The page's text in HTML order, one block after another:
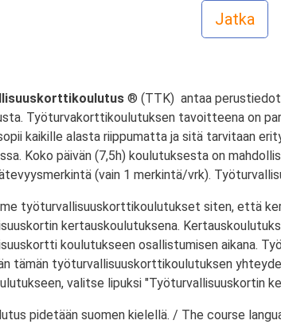
® (TTK) antaa
Työturvakorttikoulutuksen tavoitteena on
kaikille alasta riippumatta ja sitä tarvitaan
Koko päivän (7,5h) koulutuksesta on
(vain 1 merkintä/vrk).
työturvallisuuskorttikoulutukset siten, että
kertauskoulutuksena.
koulutukseen osallistumisen aikana.
tämän työturvallisuuskorttikoulutuksen
valitse lipuksi "Työturvallisuuskortin
pidetään suomen kielellä. / The course